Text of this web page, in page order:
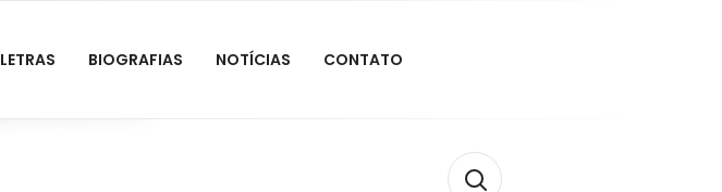
LETRAS BIOGRAFIAS NOTÍCIAS CONTATO